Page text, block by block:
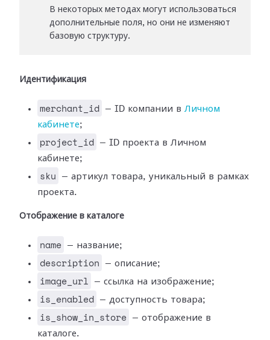
В некоторых методах могут использоваться
дополнительные поля, но они не изменяют
базовую структуру.
Идентификация
merchant_id — ID компании в Личном
кабинете;
project_id
— ID проекта в Личном
кабинете;
sku
— артикул товара, уникальный в рамках
проекта.
Отображение в каталоге
name — название;
description — описание;
image_url — ссылка на изображение;
is_enabled — доступность товара;
is_show_in_store
— отображение в
каталоге.